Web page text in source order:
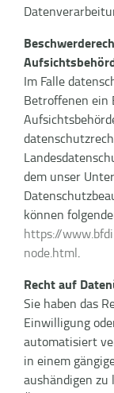
Im Falle
Betroffenen ein
dem unser
können
https://
node.html .
Recht auf
Sie haben das
Einwilligung
automatisiert
in einem
aushändigen zu